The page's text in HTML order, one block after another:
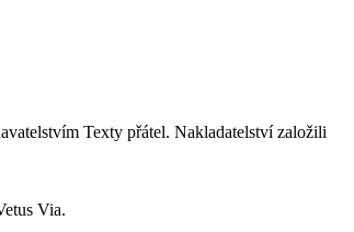
Texty přátel. Nakladatelství založili
Via.